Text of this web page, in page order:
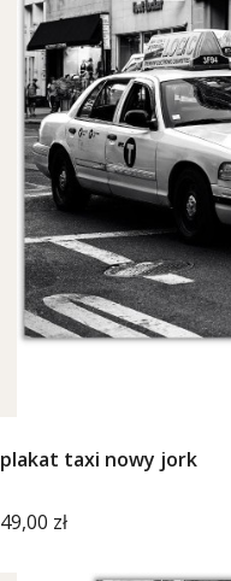
plakat taxi nowy jork
Cena
49,00 zł